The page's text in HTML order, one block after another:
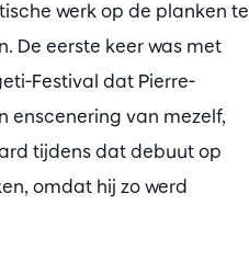
werk op de planken te
De eerste keer was met
Festival dat Pierre-
enscenering van mezelf,
tijdens dat debuut op
omdat hij zo werd